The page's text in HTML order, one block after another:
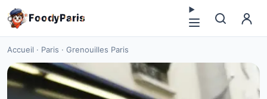
FoodyParis
Accueil · Paris · Grenouilles Paris